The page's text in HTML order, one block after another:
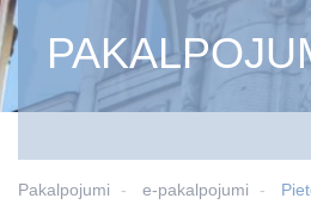
Pakalpojumi e-pakalpojumi